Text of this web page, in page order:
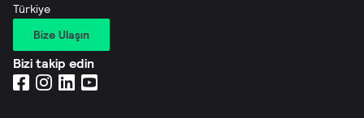
Türkiye
Bize Ulaşın
Bizi takip edin